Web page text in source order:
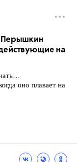
на
оно плавает на